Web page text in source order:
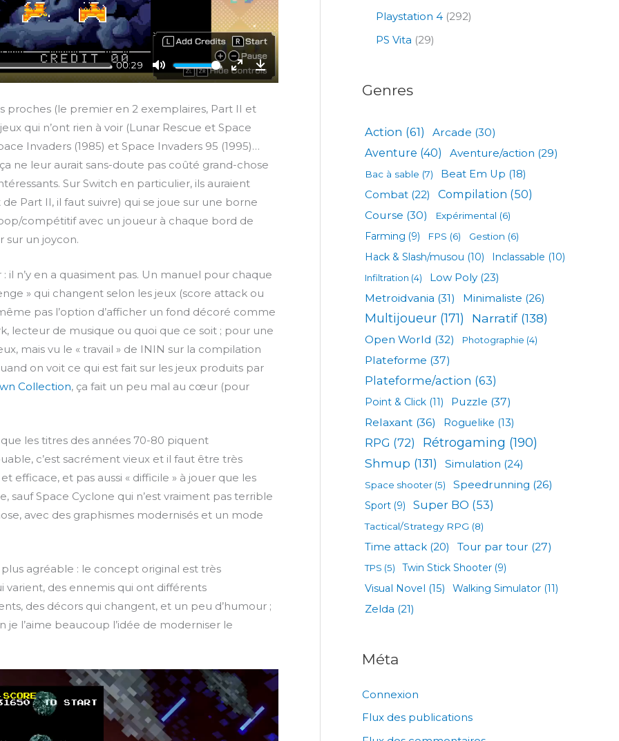
00:29
M
t
e
E
t
e
r
f
u
l
r
e
D
o
proches (le premier en 2 exemplaires, Part II et
qui n’ont rien à voir (Lunar Rescue et Space
Invaders (1985) et Space Invaders 95 (1995)…
ne leur aurait sans-doute pas coûté grand-chose
Sur Switch en particulier, ils auraient
Part II, il faut suivre) qui se joue sur une borne
compétitif avec un joueur à chaque bord de
sur un joycon.
n’y en a quasiment pas. Un manuel pour chaque
» qui changent selon les jeux (score attack ou
pas l’option d’afficher un fond décoré comme
lecteur de musique ou quoi que ce soit ; pour une
mais vu le « travail » de ININ sur la compilation
on voit ce qui est fait sur les jeux produits par
Collection, ça fait un peu mal au cœur (pour
les titres des années 70-80 piquent
c’est sacrément vieux et il faut être très
efficace, et pas aussi « difficile » à jouer que les
sauf Space Cyclone qui n’est vraiment pas terrible
avec des graphismes modernisés et un mode
agréable : le concept original est très
varient, des ennemis qui ont différents
des décors qui changent, et un peu d’humour ;
je l’aime beaucoup l’idée de moderniser le
Playstation 4 (292)
PS Vita (29)
Genres
Action (61) Arcade (30)
Aventure (40) Aventure/action (29)
Bac à sable (7) Beat Em Up (18)
Combat(22) Compilation (50)
Course (30) Expérimental (6)
Farming (9) FPS (6) Gestion (6)
Hack & Slash/musou (10) Inclassable (10)
Infiltration (4) Low Poly (23)
Metroidvania (31) Minimaliste (26)
Multijoueur(171) Narratif(138)
Open World (32) Photographie (4)
Plateforme (37)
Plateforme/action (63)
Point & Click(11) Puzzle (37)
Relaxant (36) Roguelike (13)
RPG (72) Rétrogaming (190)
Shmup (131) Simulation (24)
Space shooter(5) Speedrunning (26)
Sport(9) Super BO (53)
Tactical/Strategy RPG (8)
Time attack(20) Tour par tour (27)
TPS (5) Twin Stick Shooter (9)
Visual Novel (15) Walking Simulator (11)
Zelda (21)
Méta
Connexion
Flux des publications